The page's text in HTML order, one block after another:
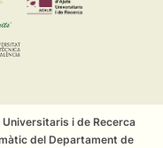
i de Recerca
del Departament de